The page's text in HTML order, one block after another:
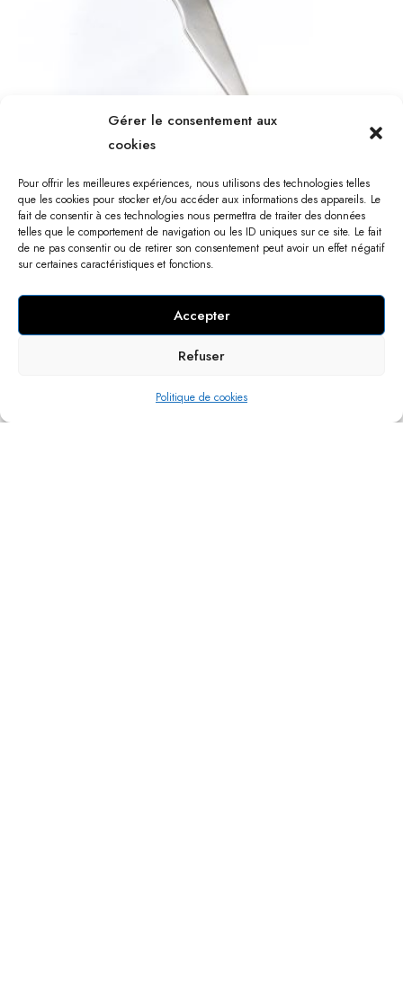
Gérer le consentement aux
cookies
Pour offrir les meilleures expériences, nous utilisons des technologies telles
que les cookies pour stocker et/ou accéder aux informations des appareils. Le
fait de consentir à ces technologies nous permettra de traiter des données
telles que le comportement de navigation ou les ID uniques sur ce site. Le fait
de ne pas consentir ou de retirer son consentement peut avoir un effet négatif
sur certaines caractéristiques et fonctions.
Accepter
Refuser
Politique de cookies
Découvrir plus
Créer votre bijou sur mesure